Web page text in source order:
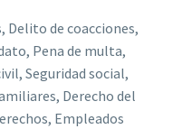
Delito de coacciones,
Pena de multa,
Seguridad social,
Derecho del
Empleados